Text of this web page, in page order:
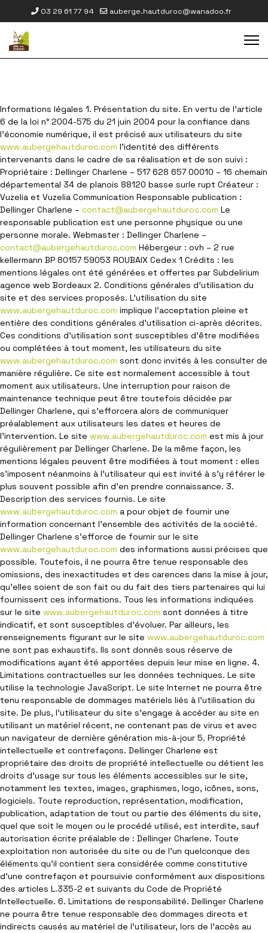
03 29 61 77 94 auberge.hautduroc@wanadoo.fr
Informations légales 1. Présentation du site. En vertu de l'article
6 de la loi n° 2004-575 du 21 juin 2004 pour la confiance dans
l'économie numérique, il est précisé aux utilisateurs du site
www.aubergehautduroc.com l'identité des différents
intervenants dans le cadre de sa réalisation et de son suivi :
Propriétaire : Dellinger Charlene – 517 628 657 00010 – 16 chemain
départemental 34 de planois 88120 basse surle rupt Créateur :
Vuzelia et Vuzelia Communication Responsable publication :
Dellinger Charlene – contact@aubergehautduroc.com Le
responsable publication est une personne physique ou une
personne morale. Webmaster : Dellinger Charlene –
contact@aubergehautduroc.com Hébergeur : ovh – 2 rue
kellermann BP 80157 59053 ROUBAIX Cedex 1 Crédits : les
mentions légales ont été générées et offertes par Subdelirium
agence web Bordeaux 2. Conditions générales d’utilisation du
site et des services proposés. L’utilisation du site
www.aubergehautduroc.com implique l’acceptation pleine et
entière des conditions générales d’utilisation ci-après décrites.
Ces conditions d’utilisation sont susceptibles d’être modifiées
ou complétées à tout moment, les utilisateurs du site
www.aubergehautduroc.com sont donc invités à les consulter de
manière régulière. Ce site est normalement accessible à tout
moment aux utilisateurs. Une interruption pour raison de
maintenance technique peut être toutefois décidée par
Dellinger Charlene, qui s’efforcera alors de communiquer
préalablement aux utilisateurs les dates et heures de
l’intervention. Le site www.aubergehautduroc.com est mis à jour
régulièrement par Dellinger Charlene. De la même façon, les
mentions légales peuvent être modifiées à tout moment : elles
s’imposent néanmoins à l’utilisateur qui est invité à s’y référer le
plus souvent possible afin d’en prendre connaissance. 3.
Description des services fournis. Le site
www.aubergehautduroc.com a pour objet de fournir une
information concernant l’ensemble des activités de la société.
Dellinger Charlene s’efforce de fournir sur le site
www.aubergehautduroc.com des informations aussi précises que
possible. Toutefois, il ne pourra être tenue responsable des
omissions, des inexactitudes et des carences dans la mise à jour,
qu’elles soient de son fait ou du fait des tiers partenaires qui lui
fournissent ces informations. Tous les informations indiquées
sur le site www.aubergehautduroc.com sont données à titre
indicatif, et sont susceptibles d’évoluer. Par ailleurs, les
renseignements figurant sur le site www.aubergehautduroc.com
ne sont pas exhaustifs. Ils sont donnés sous réserve de
modifications ayant été apportées depuis leur mise en ligne. 4.
Limitations contractuelles sur les données techniques. Le site
utilise la technologie JavaScript. Le site Internet ne pourra être
tenu responsable de dommages matériels liés à l’utilisation du
site. De plus, l’utilisateur du site s’engage à accéder au site en
utilisant un matériel récent, ne contenant pas de virus et avec
un navigateur de dernière génération mis-à-jour 5. Propriété
intellectuelle et contrefaçons. Dellinger Charlene est
propriétaire des droits de propriété intellectuelle ou détient les
droits d’usage sur tous les éléments accessibles sur le site,
notamment les textes, images, graphismes, logo, icônes, sons,
logiciels. Toute reproduction, représentation, modification,
publication, adaptation de tout ou partie des éléments du site,
quel que soit le moyen ou le procédé utilisé, est interdite, sauf
autorisation écrite préalable de : Dellinger Charlene. Toute
exploitation non autorisée du site ou de l’un quelconque des
éléments qu’il contient sera considérée comme constitutive
d’une contrefaçon et poursuivie conformément aux dispositions
des articles L.335-2 et suivants du Code de Propriété
Intellectuelle. 6. Limitations de responsabilité. Dellinger Charlene
ne pourra être tenue responsable des dommages directs et
indirects causés au matériel de l’utilisateur, lors de l’accès au